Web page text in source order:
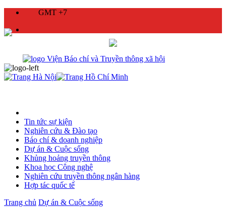
GMT +7
Tin tức sự kiện
Nghiên cứu & Đào tạo
Báo chí & doanh nghiệp
Dự án & Cuộc sống
Khủng hoảng truyền thông
Khoa học Công nghệ
Nghiên cứu truyền thông ngân hàng
Hợp tác quốc tế
Trang chủ Dự án & Cuộc sống